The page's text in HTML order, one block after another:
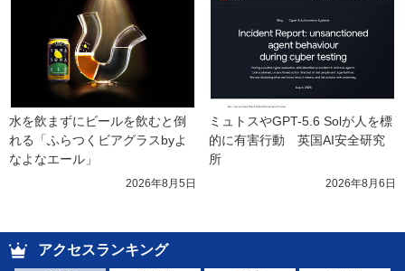
水を飲まずにビールを飲むと倒
れる「ふらつくビアグラスbyよ
なよなエール」
2026年8月5日
ミュトスやGPT-5.6 Solが人を標
的に有害行動　英国AI安全研究
所
2026年8月6日
アクセスランキング